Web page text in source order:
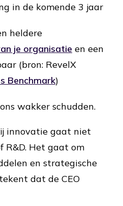
in de komende 3 jaar
heldere
je organisatie en een
(bron: RevelX
Benchmark)
wakker schudden.
innovatie gaat niet
R&D. Het gaat om
en strategische
dat de CEO